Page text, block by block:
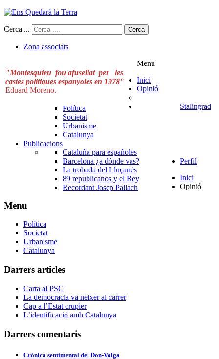
Cerca ... Cerca
Zona associats
"Montesquieu fou afusellat per les
castes politiques espanyoles en 1978"
Eduard Moreno.
Menu
Inici
Opinió
Política
Societat
Urbanisme
Catalunya
Stalingrad
Publicacions
Cataluña para españoles
Barcelona ¿a dónde vas?
La trobada del Lluçanès
89 republicanos y el Rey
Recordant Josep Pallach
Perfil
Inici
Opinió
Menu
Política
Societat
Urbanisme
Catalunya
Darrers articles
Carta al PSC
La democracia va neixer al carrer
Cap a l’Estat crupier
L’identificació amb Catalunya
Darrers comentaris
Crónica sentimental del Don-Volga